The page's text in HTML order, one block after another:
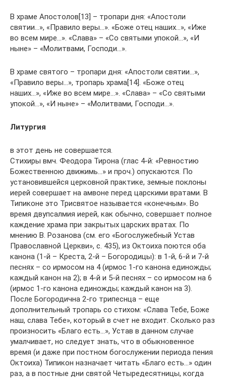
В храме Апостолов[13] – тропари дня: «Апостоли
святии…», «Правило веры…». «Боже отец наших…», «Иже
во всем мире…». «Слава» – «Со святыми упокой…», «И
ныне» – «Молитвами, Господи…».
В храме святого – тропари дня: «Апостоли святии…»,
«Правило веры…», тропарь храма[14]. «Боже отец
наших…», «Иже во всем мире…». «Слава» – «Со святыми
упокой…», «И ныне» – «Молитвами, Господи…».
Литургия
в этот день не совершается.
Стихиры вмч. Феодора Тирона (глас 4-й: «Ревностию
Божественною движимь…» и проч.) опускаются. По
установившейся церковной практике, земные поклоны
иерей совершает на амвоне перед царскими вратами. В
Типиконе это Трисвятое называется «конечным». Во
время двупсалмия иерей, как обычно, совершает полное
каждение храма при закрытых царских вратах. По
мнению В. Розанова (см. его «Богослужебный Устав
Православной Церкви», с. 435), из Октоиха поются оба
канона (1-й – Креста, 2-й – Богородицы): в 1-й, 6-й и 7-й
песнях – со ирмосом на 4 (ирмос 1-го канона единожды;
каждый канон на 2); в 4-й и 5-й песнях – со ирмосом на 6
(ирмос 1-го канона единожды; каждый канон на 3).
После Богородична 2-го трипеснца – еще
дополнительный тропарь со стихом: «Слава Тебе, Боже
наш, слава Тебе», который в счет не входит. Сколько раз
произносить «Благо есть…», Устав в данном случае
умалчивает, но следует знать, что в обыкновенное
время (и даже при постном богослужении периода пения
Октоиха) Типикон назначает читать «Благо есть…» один
раз, а в постные дни святой Четыредесятницы, когда